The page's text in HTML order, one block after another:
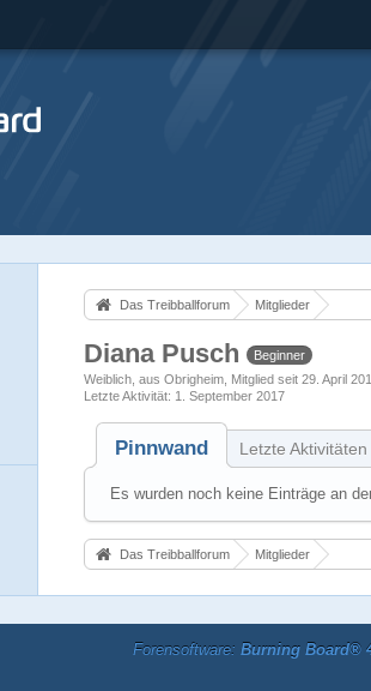
Das Treibballforum Mitglieder
Diana Pusch Beginner
Weiblich aus Obrigheim Mitglied seit 29. April
Letzte Aktivität 1. September 2017
Pinnwand Letzte Aktivitäten
Es wurden noch keine Einträge an
Das Treibballforum Mitglieder
Forensoftware: Burning Board®